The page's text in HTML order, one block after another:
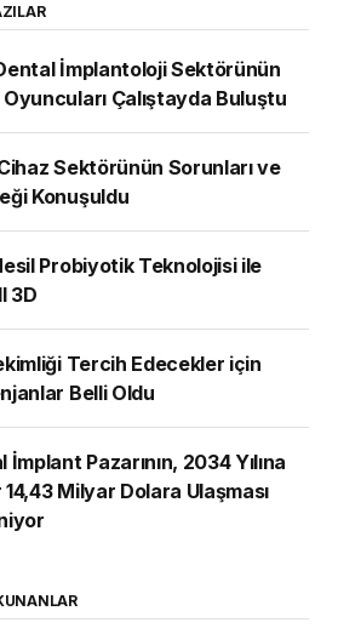
İmplantoloji Sektörünün
Çalıştayda Buluştu
Sektörünün Sorunları ve
Konuşuldu
Probiyotik Teknolojisi ile
3D
Tercih Edecekler için
Belli Oldu
İmplant Pazarının, 2034 Yılına
Milyar Dolara Ulaşması